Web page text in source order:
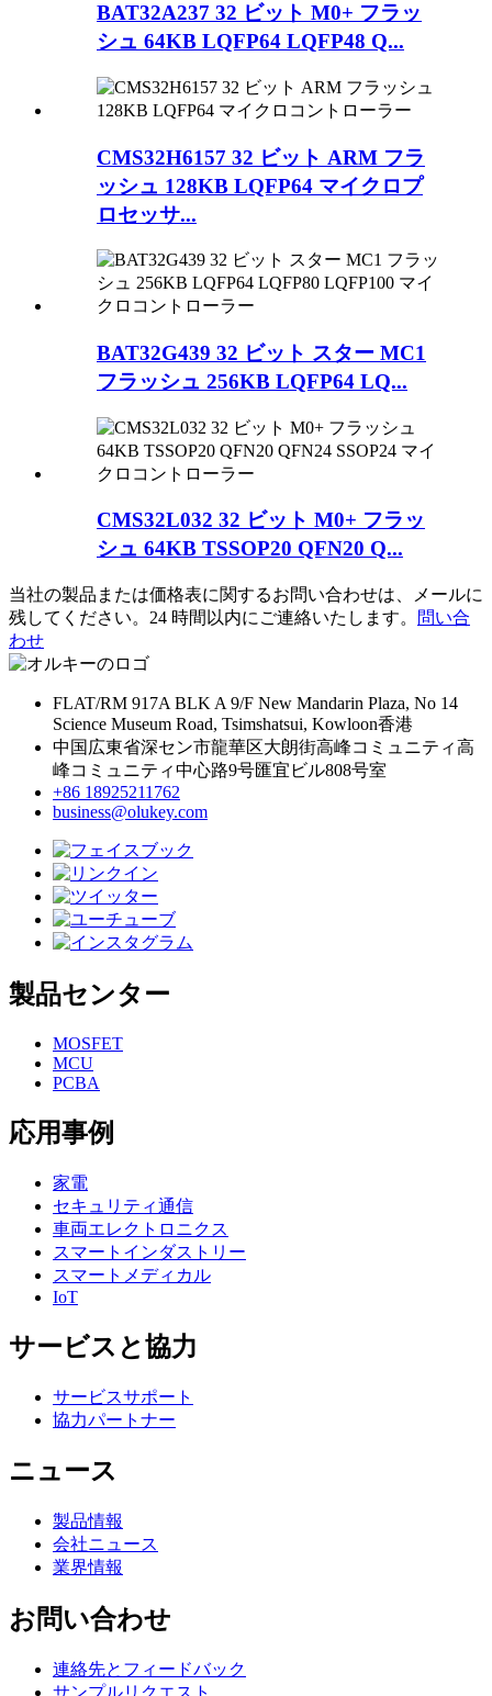
BAT32A237 32 ビット M0+ フラッ
シュ 64KB LQFP64 LQFP48 Q...
CMS32H6157 32 ビット ARM フラ
ッシュ 128KB LQFP64 マイクロプ
ロセッサ...
BAT32G439 32 ビット スター MC1
フラッシュ 256KB LQFP64 LQ...
CMS32L032 32 ビット M0+ フラッ
シュ 64KB TSSOP20 QFN20 Q...
当社の製品または価格表に関するお問い合わせは、メールに
残してください。24 時間以内にご連絡いたします。
問い合
わせ
FLAT/RM 917A BLK A 9/F New Mandarin Plaza, No 14
Science Museum Road, Tsimshatsui, Kowloon香港
中国広東省深セン市龍華区大朗街高峰コミュニティ高
峰コミュニティ中心路9号匯宜ビル808号室
+86 18925211762
business@olukey.com
製品センター
MOSFET
MCU
PCBA
応用事例
家電
セキュリティ通信
車両エレクトロニクス
スマートインダストリー
スマートメディカル
IoT
サービスと協力
サービスサポート
協力パートナー
ニュース
製品情報
会社ニュース
業界情報
お問い合わせ
連絡先とフィードバック